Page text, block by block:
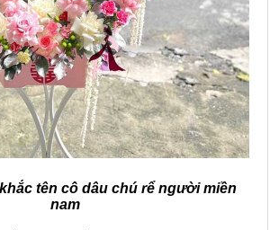
tên cô dâu chú rể người miền
nam